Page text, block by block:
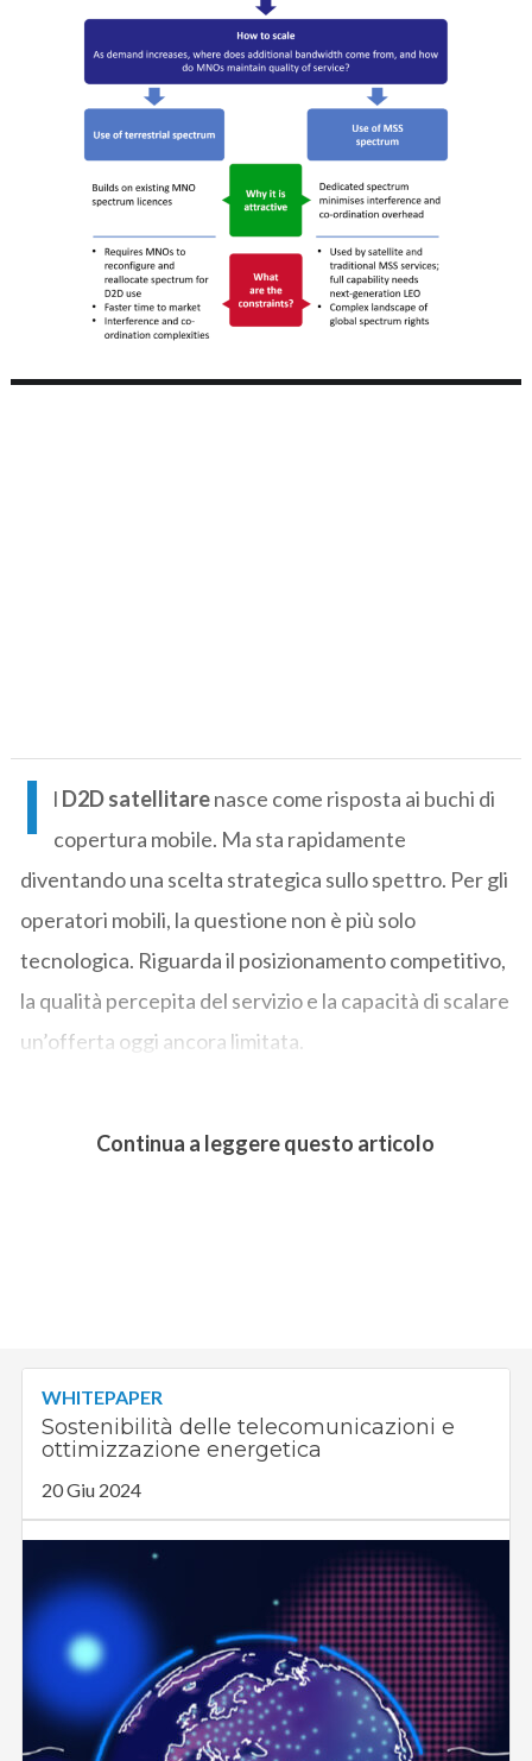
I l D2D satellitarenasce come risposta ai buchi di
copertura mobile. Ma sta rapidamente
diventando una scelta strategica sullo spettro. Per gli
operatori mobili, la questione non è più solo
tecnologica. Riguarda il posizionamento competitivo,
la qualità percepita del servizio e la capacità di scalare
un’offerta oggi ancora limitata.
Continua a leggere questo articolo
WHITEPAPER
Sostenibilità delle telecomunicazioni e
ottimizzazione energetica
20 Giu 2024